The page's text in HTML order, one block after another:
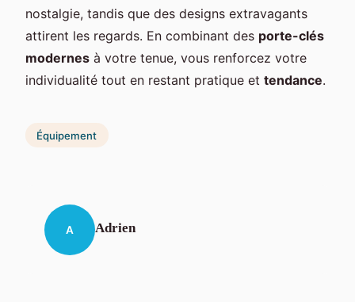
nostalgie, tandis que des designs extravagants
attirent les regards. En combinant des porte-clés
modernes à votre tenue, vous renforcez votre
individualité tout en restant pratique et tendance.
Équipement
A Adrien